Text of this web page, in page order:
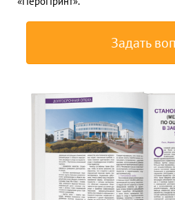
Задать